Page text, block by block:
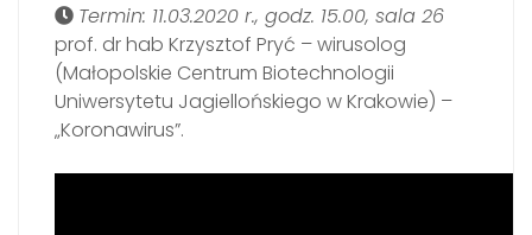
Termin: 11.03.2020 r., godz. 15.00, sala 26
prof. dr hab Krzysztof Pryć – wirusolog
(Małopolskie Centrum Biotechnologii
Uniwersytetu Jagiellońskiego w Krakowie) –
„Koronawirus”.